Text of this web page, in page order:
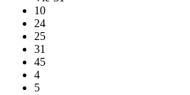
10
24
25
31
45
4
5